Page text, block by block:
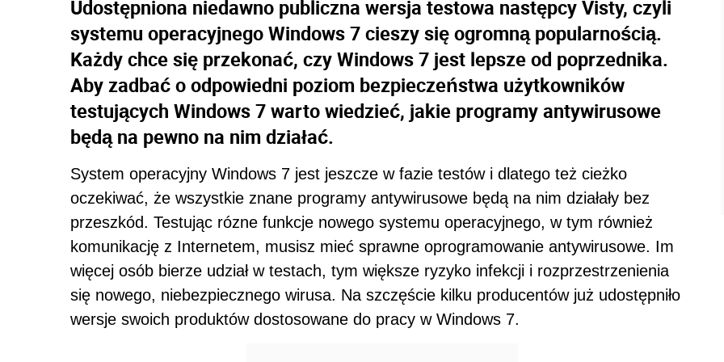
Udostępniona niedawno publiczna wersja testowa następcy Visty, czyli
systemu operacyjnego Windows 7 cieszy się ogromną popularnością.
Każdy chce się przekonać, czy Windows 7 jest lepsze od poprzednika.
Aby zadbać o odpowiedni poziom bezpieczeństwa użytkowników
testujących Windows 7 warto wiedzieć, jakie programy antywirusowe
będą na pewno na nim działać.
System operacyjny Windows 7 jest jeszcze w fazie testów i dlatego też cieżko
oczekiwać, że wszystkie znane programy antywirusowe będą na nim działały bez
przeszkód. Testując rózne funkcje nowego systemu operacyjnego, w tym również
komunikację z Internetem, musisz mieć sprawne oprogramowanie antywirusowe. Im
więcej osób bierze udział w testach, tym większe ryzyko infekcji i rozprzestrzenienia
się nowego, niebezpiecznego wirusa. Na szczęście kilku producentów już udostępniło
wersje swoich produktów dostosowane do pracy w Windows 7.